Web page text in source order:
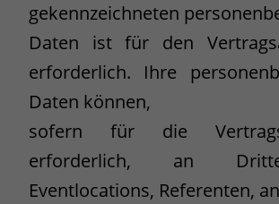
gekennzeichneten
Daten ist für den
erforderlich. Ihre
Daten können,
sofern für die
erforderlich, an
Eventlocations, Referenten,